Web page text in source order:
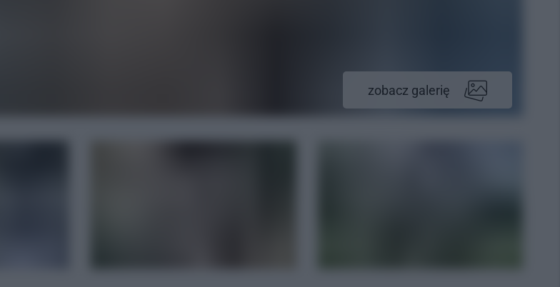
zobacz galerię